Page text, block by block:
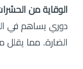
الوقاية من
دوري يساهم في
الضارة. مما يقلل